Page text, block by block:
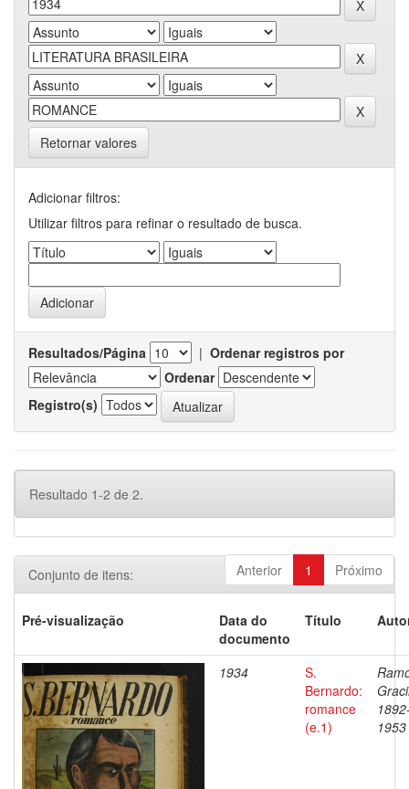
Retornar valores
Adicionar filtros:
Utilizar filtros para refinar o resultado de busca.
Resultados/Página | Ordenar registros por
Ordenar
Registro(s)
Resultado 1-2 de 2.
Anterior 1 Próximo
Conjunto de itens:
Pré-visualização
Data do
documento
Título
1934
S.
Bernardo:
romance
(e.1)
1953